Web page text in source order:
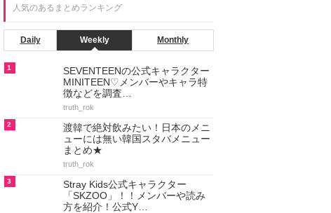
人気のあるまとめランキング
Daily Weekly Monthly
1
SEVENTEENの公式キャラクター
MINITEEN♡メンバーやキャラ特
徴などを調査…
truth_rok
2
渡韓で絶対飲みたい！日本のメニ
ューには無い韓国スタバメニュー
まとめ★
truth_rok
3
Stray Kids公式キャラクター
「SKZOO」！！メンバーや読み
方を紹介！公式Y…